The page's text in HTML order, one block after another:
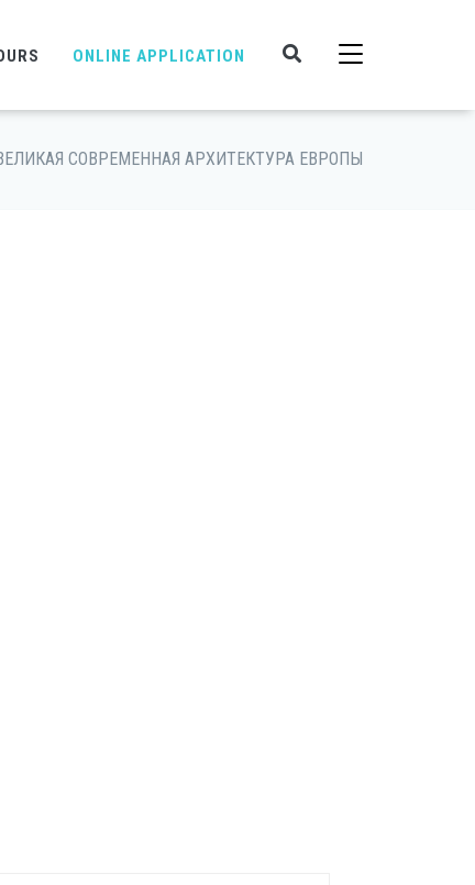
ONLINE APPLICATION
СОВРЕМЕННАЯ АРХИТЕКТУРА ЕВРОПЫ